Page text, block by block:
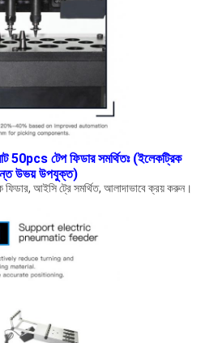
50pcs টেপ ফিডার সমর্থিতঃ (ইলেকট্রিক
উভয় উপযুক্ত)
আইসি ট্রে সমর্থিত, আলাদাভাবে ক্রয় করুন।